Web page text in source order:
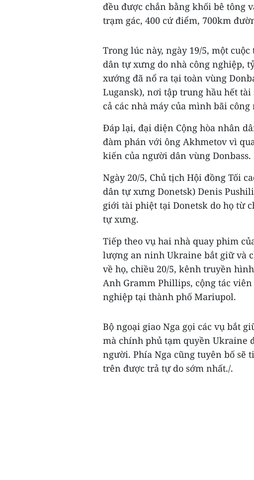
đều được chắn bằng khối bê tông
trạm gác, 400 cứ điểm, 700km
Trong lúc này, ngày 19/5, một
dân tự xưng do nhà công nghiệp,
xướng đã nổ ra tại toàn vùng
Lugansk), nơi tập trung hầu hết
cả các nhà máy của mình bãi công
Đáp lại, đại diện Cộng hòa nhân
đàm phán với ông Akhmetov vì
kiến của người dân vùng Donbass.
Ngày 20/5, Chủ tịch Hội đồng Tối
dân tự xưng Donetsk) Denis
giới tài phiệt tại Donetsk do họ từ
tự xưng.
Tiếp theo vụ hai nhà quay phim
lượng an ninh Ukraine bắt giữ và
về họ, chiều 20/5, kênh truyền
Anh Gramm Phillips, cộng tác
nghiệp tại thành phố Mariupol.
Bộ ngoại giao Nga gọi các vụ bắt
mà chính phủ tạm quyền Ukraine
người. Phía Nga cũng tuyên bố sẽ
trên được trả tự do sớm nhất./.